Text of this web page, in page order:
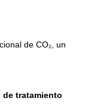
de CO₂, un
tratamiento